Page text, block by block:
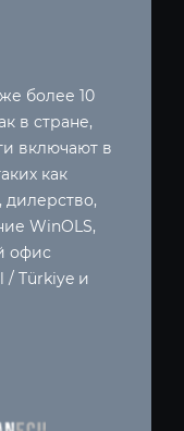
более 10
в стране,
включают в
как
дилерство,
WinOLS,
офис
/ Türkiye и